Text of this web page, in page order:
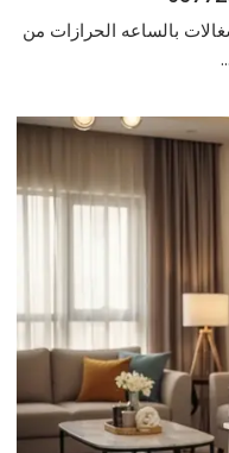
بالساعه الحرازات من